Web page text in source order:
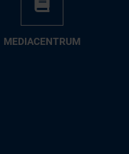
ME­DIA­CEN­TRUM